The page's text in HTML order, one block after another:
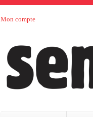
Mon compte
Sens et
Tonka
d’édition
française